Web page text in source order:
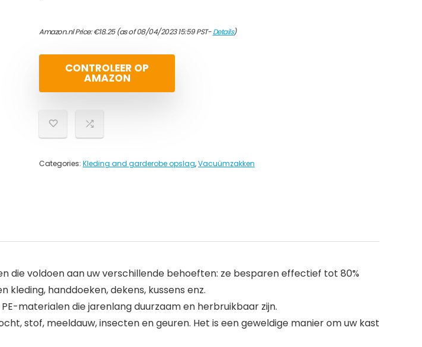
Amazon.nl Price:€18.25(as of 08/04/2023 15:59 PST-Details)
CONTROLEER OP
AMAZON
Categories: Kleding and garderobe opslag,Vacuümzakken
die voldoen aan uw verschillende behoeften: ze besparen effectief tot 80%
handdoeken, dekens, kussens enz.
materialen die jarenlang duurzaam en herbruikbaar zijn.
stof, meeldauw, insecten en geuren. Het is een geweldige manier om uw kast